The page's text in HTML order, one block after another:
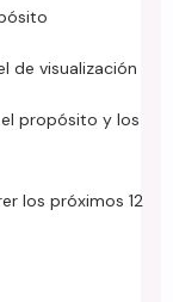
de visualización
propósito y los
los próximos 12